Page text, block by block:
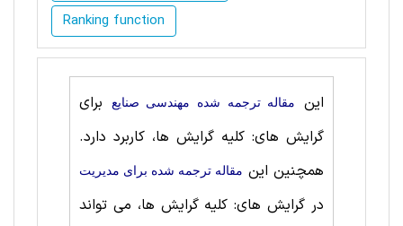
Ranking function
این مقاله ترجمه شده مهندسی صنايع
برای
گرایش های: کلیه گرایش ها، کاربرد دارد.
همچنین این مقاله ترجمه شده برای مديريت
در گرایش های: کلیه گرایش ها، می تواند